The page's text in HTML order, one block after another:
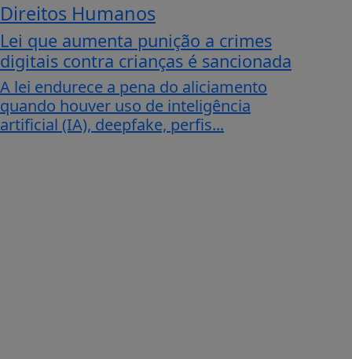
Direitos Humanos
Lei que aumenta punição a crimes
digitais contra crianças é sancionada
A lei endurece a pena do aliciamento
quando houver uso de inteligência
artificial (IA), deepfake, perfis...